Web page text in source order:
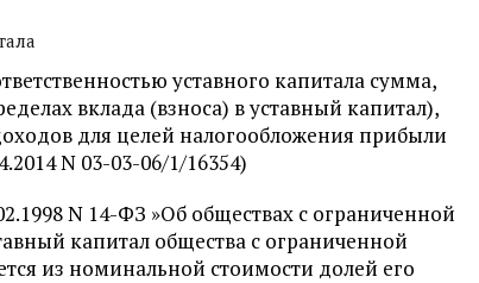
уставного капитала сумма,
вклада (взноса) в уставный капитал),
для целей налогообложения прибыли
N 03-03-06/1/16354)
N 14-ФЗ »Об обществах с ограниченной
капитал общества с ограниченной
из номинальной стоимости долей его